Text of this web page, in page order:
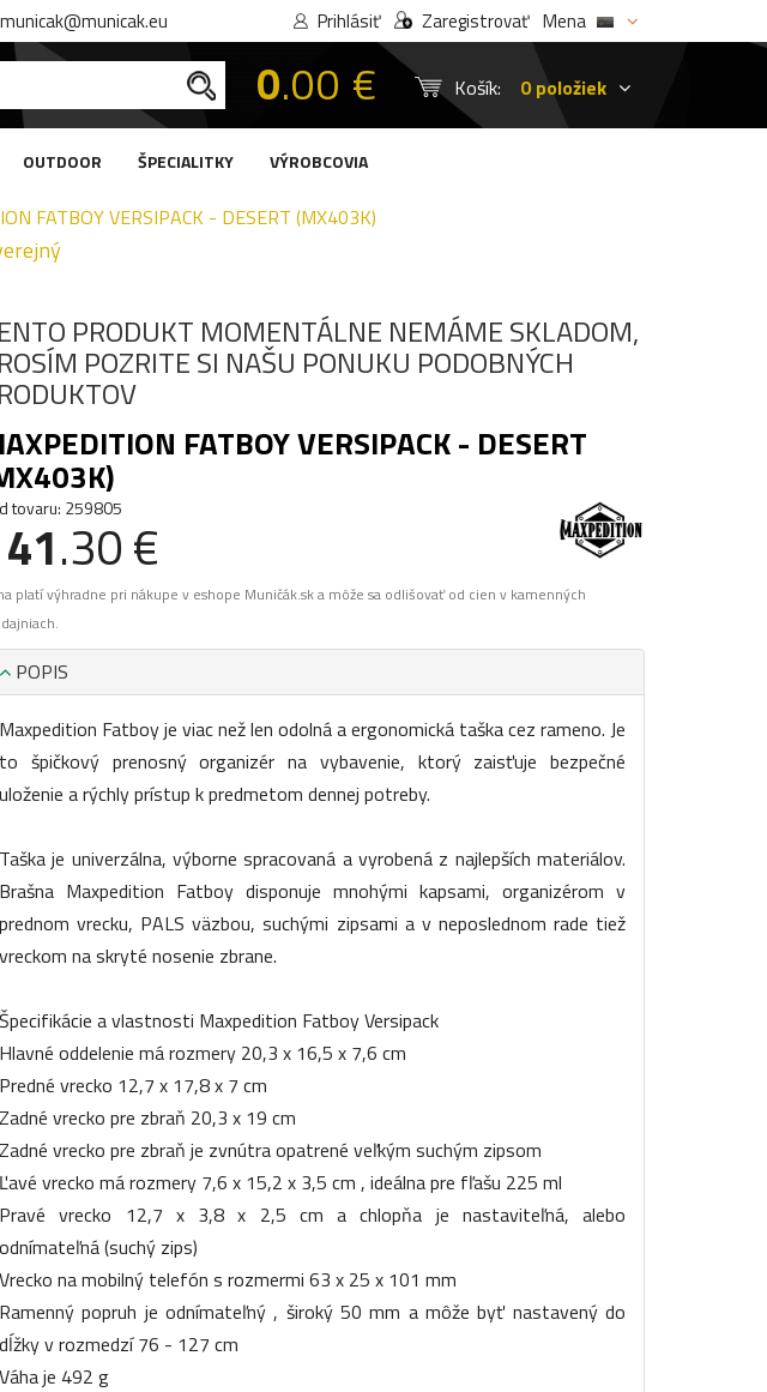
municak@municak.eu Prihlásiť Zaregistrovať Mena
0.00 € Košík: 0 položiek
OUTDOOR ŠPECIALITKY VÝROBCOVIA
FATBOY VERSIPACK - DESERT (MX403K)
PRODUKT MOMENTÁLNE NEMÁME SKLADOM,
POZRITE SI NAŠU PONUKU PODOBNÝCH
FATBOY VERSIPACK - DESERT
tovaru: 259805
.30 €
platí výhradne pri nákupe v eshope Muničák.sk a môže sa odlišovať od cien v kamenných
POPIS
Maxpedition Fatboy je viac než len odolná a ergonomická taška cez rameno. Je
to špičkový prenosný organizér na vybavenie, ktorý zaisťuje bezpečné
uloženie a rýchly prístup k predmetom dennej potreby.
Taška je univerzálna, výborne spracovaná a vyrobená z najlepších materiálov.
Brašna Maxpedition Fatboy disponuje mnohými kapsami, organizérom v
prednom vrecku, PALS väzbou, suchými zipsami a v neposlednom rade tiež
vreckom na skryté nosenie zbrane.
Špecifikácie a vlastnosti Maxpedition Fatboy Versipack
Hlavné oddelenie má rozmery 20,3 x 16,5 x 7,6 cm
Predné vrecko 12,7 x 17,8 x 7 cm
Zadné vrecko pre zbraň 20,3 x 19 cm
Zadné vrecko pre zbraň je zvnútra opatrené veľkým suchým zipsom
Ľavé vrecko má rozmery 7,6 x 15,2 x 3,5 cm , ideálna pre fľašu 225 ml
Pravé vrecko 12,7 x 3,8 x 2,5 cm a chlopňa je nastaviteľná, alebo
odnímateľná (suchý zips)
Vrecko na mobilný telefón s rozmermi 63 x 25 x 101 mm
Ramenný popruh je odnímateľný , široký 50 mm a môže byť nastavený do
dĺžky v rozmedzí 76 - 127 cm
Váha je 492 g